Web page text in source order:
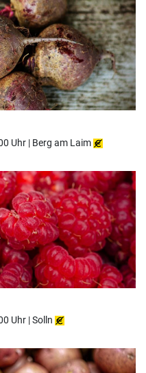
Uhr | Berg am Laim
Uhr |Solln